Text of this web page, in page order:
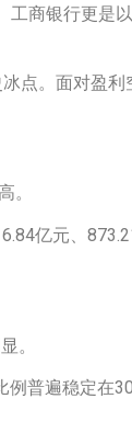
商银行更是
点。面对盈
。
亿元、
。
普遍稳定在